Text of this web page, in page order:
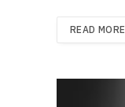
READ MORE